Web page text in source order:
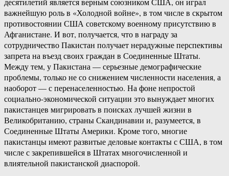
важнейшую роль в «Холодной войне», в том числе в скрытом
противостоянии США советскому военному присутствию в
Афганистане. И вот, получается, что в награду за
сотрудничество Пакистан получает нерадужные перспективы
запрета на въезд своих граждан в Соединенные Штаты.
Между тем, у Пакистана — серьезные демографические
проблемы, только не со снижением численности населения, а
наоборот — с перенаселенностью. На фоне непростой
социально-экономической ситуации это вынуждает многих
пакистанцев мигрировать в поисках лучшей жизни в
Великобританию, страны Скандинавии и, разумеется, в
Соединенные Штаты Америки. Кроме того, многие
пакистанцы имеют развитые деловые контакты с США, в том
числе с закрепившейся в Штатах многочисленной и
влиятельной пакистанской диаспорой.